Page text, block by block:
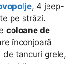
, 4 jeep-
pe străzi.
coloane de
înconjoară
de tancuri grele,